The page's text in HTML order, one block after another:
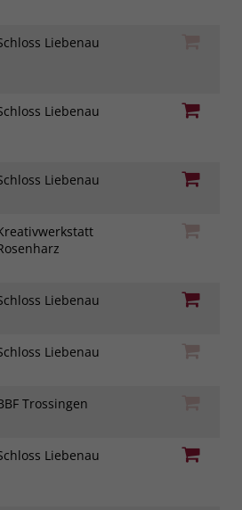
Liebenau
Liebenau
Liebenau
Liebenau
Liebenau
Trossingen
Liebenau